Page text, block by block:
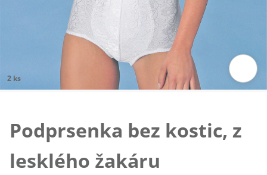
2 ks
Podprsenka bez kostic, z
lesklého žakáru